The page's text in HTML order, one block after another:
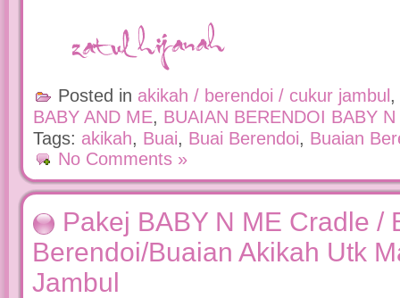
Posted in akikah / berendoi / cukur jambul ,
BABY AND ME, BUAIAN BERENDOI BABY
Tags: akikah, Buai, Buai Berendoi, Buaian
No Comments »
Pakej BABY N ME Cradle /
Berendoi/Buaian Akikah Utk
Jambul